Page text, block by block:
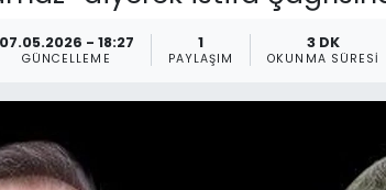
07.05.2026 - 18:27
GÜNCELLEME
1
PAYLAŞIM
3 DK
OKUNMA SÜRESI